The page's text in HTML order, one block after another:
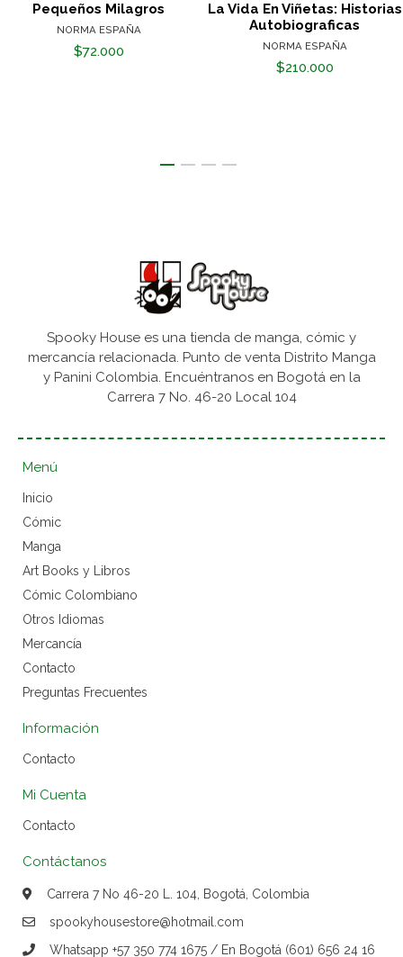
Pequeños Milagros
NORMA ESPAÑA
$72.000
La Vida En Viñetas: Historias
Autobiograficas
NORMA ESPAÑA
$210.000
Spooky House es una tienda de manga, cómic y
mercancía relacionada. Punto de venta Distrito Manga
y Panini Colombia. Encuéntranos en Bogotá en la
Carrera 7 No. 46-20 Local 104
Menú
Inicio
Cómic
Manga
Art Books y Libros
Cómic Colombiano
Otros Idiomas
Mercancía
Contacto
Preguntas Frecuentes
Información
Contacto
Mi Cuenta
Contacto
Contáctanos
Carrera 7 No 46-20 L. 104, Bogotá, Colombia
spookyhousestore@hotmail.com
Whatsapp +57 350 774 1675 / En Bogotá (601) 656 24 16